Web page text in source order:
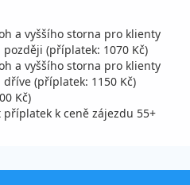
a vyššího storna pro klienty
(příplatek: 1070 Kč)
a vyššího storna pro klienty
(příplatek: 1150 Kč)
Kč)
k ceně zájezdu 55+